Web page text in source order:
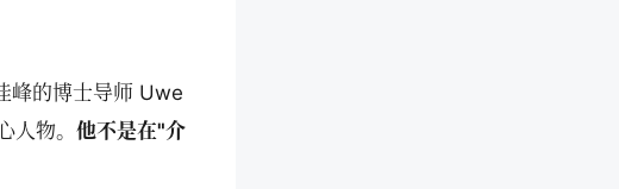
峰的博士导师 Uwe
物。 他不是在"介